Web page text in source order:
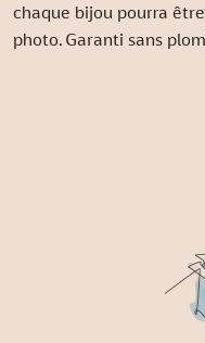
chaque bijou pourra
photo. Garanti sans